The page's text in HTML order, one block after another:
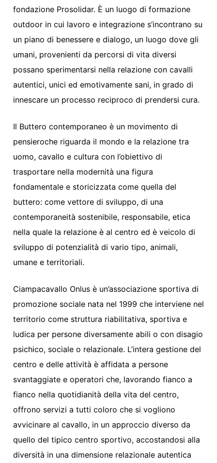
fondazione Prosolidar. È un luogo di formazione
outdoor in cui lavoro e integrazione s’incontrano su
un piano di benessere e dialogo, un luogo dove gli
umani, provenienti da percorsi di vita diversi
possano sperimentarsi nella relazione con cavalli
autentici, unici ed emotivamente sani, in grado di
innescare un processo reciproco di prendersi cura.
Il Buttero contemporaneo è un movimento di
pensieroche riguarda il mondo e la relazione tra
uomo, cavallo e cultura con l’obiettivo di
trasportare nella modernità una figura
fondamentale e storicizzata come quella del
buttero: come vettore di sviluppo,di una
contemporaneità sostenibile, responsabile, etica
nella quale la relazione è al centro ed è veicolo di
sviluppo di potenzialità di vario tipo, animali,
umane e territoriali.
Ciampacavallo Onlusè un’associazione sportiva di
promozione sociale nata nel 1999 che interviene nel
territorio come struttura riabilitativa, sportiva e
ludica per persone diversamente abili o con disagio
psichico, sociale o relazionale. L’intera gestione del
centro e delle attività è affidata a persone
svantaggiate e operatori che,lavorando fianco a
fianco nella quotidianità della vita del centro,
offrono servizi a tutti coloro che si vogliono
avvicinare al cavallo, in un approccio diverso da
quello del tipico centro sportivo, accostandosi alla
diversità in una dimensione relazionale autentica